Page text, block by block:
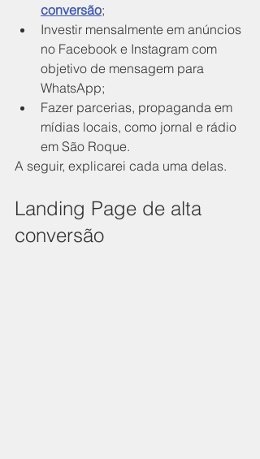
conversão;
Investir mensalmente em anúncios
no Facebook e Instagram com
objetivo de mensagem para
WhatsApp;
Fazer parcerias, propaganda em
mídias locais, como jornal e rádio
em São Roque.
A seguir, explicarei cada uma delas.
Landing Page de alta
conversão